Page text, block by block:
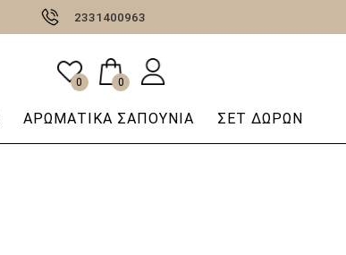
2331400963
0 0
AΡΩΜΑΤΙΚΆ ΣΑΠΟΎΝΙΑ ΣΕΤ ΔΩΡΩΝ